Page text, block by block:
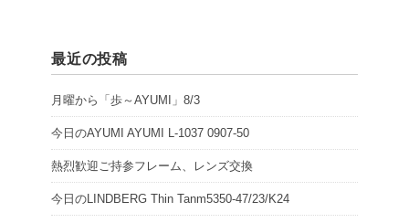
最近の投稿
月曜から「歩～AYUMI」8/3
今日のAYUMI AYUMI L-1037 0907-50
熱烈歓迎ご持参フレーム、レンズ交換
今日のLINDBERG Thin Tanm5350-47/23/K24